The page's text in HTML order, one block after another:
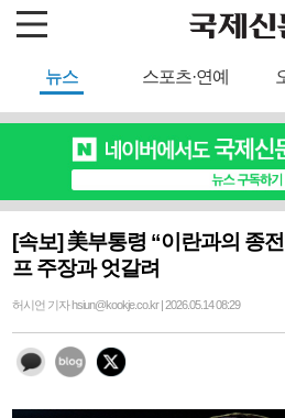
뉴스 스포츠·연예
[속보] 美부통령 “이란과의 종
프 주장과 엇갈려
허시언 기자 hsiun@kookje.co.kr | 2026.05.14 08:29